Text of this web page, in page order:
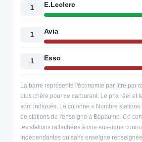
1 E.Leclerc
1 Avia
1 Esso
La barre représente l'économie par litre par
plus chère pour ce carburant. Le prix réel et
sont indiqués. La colonne « Nombre
de stations de l'enseigne à Bapaume. Ce
les stations rattachées à une enseigne
indépendantes ou sans enseigne